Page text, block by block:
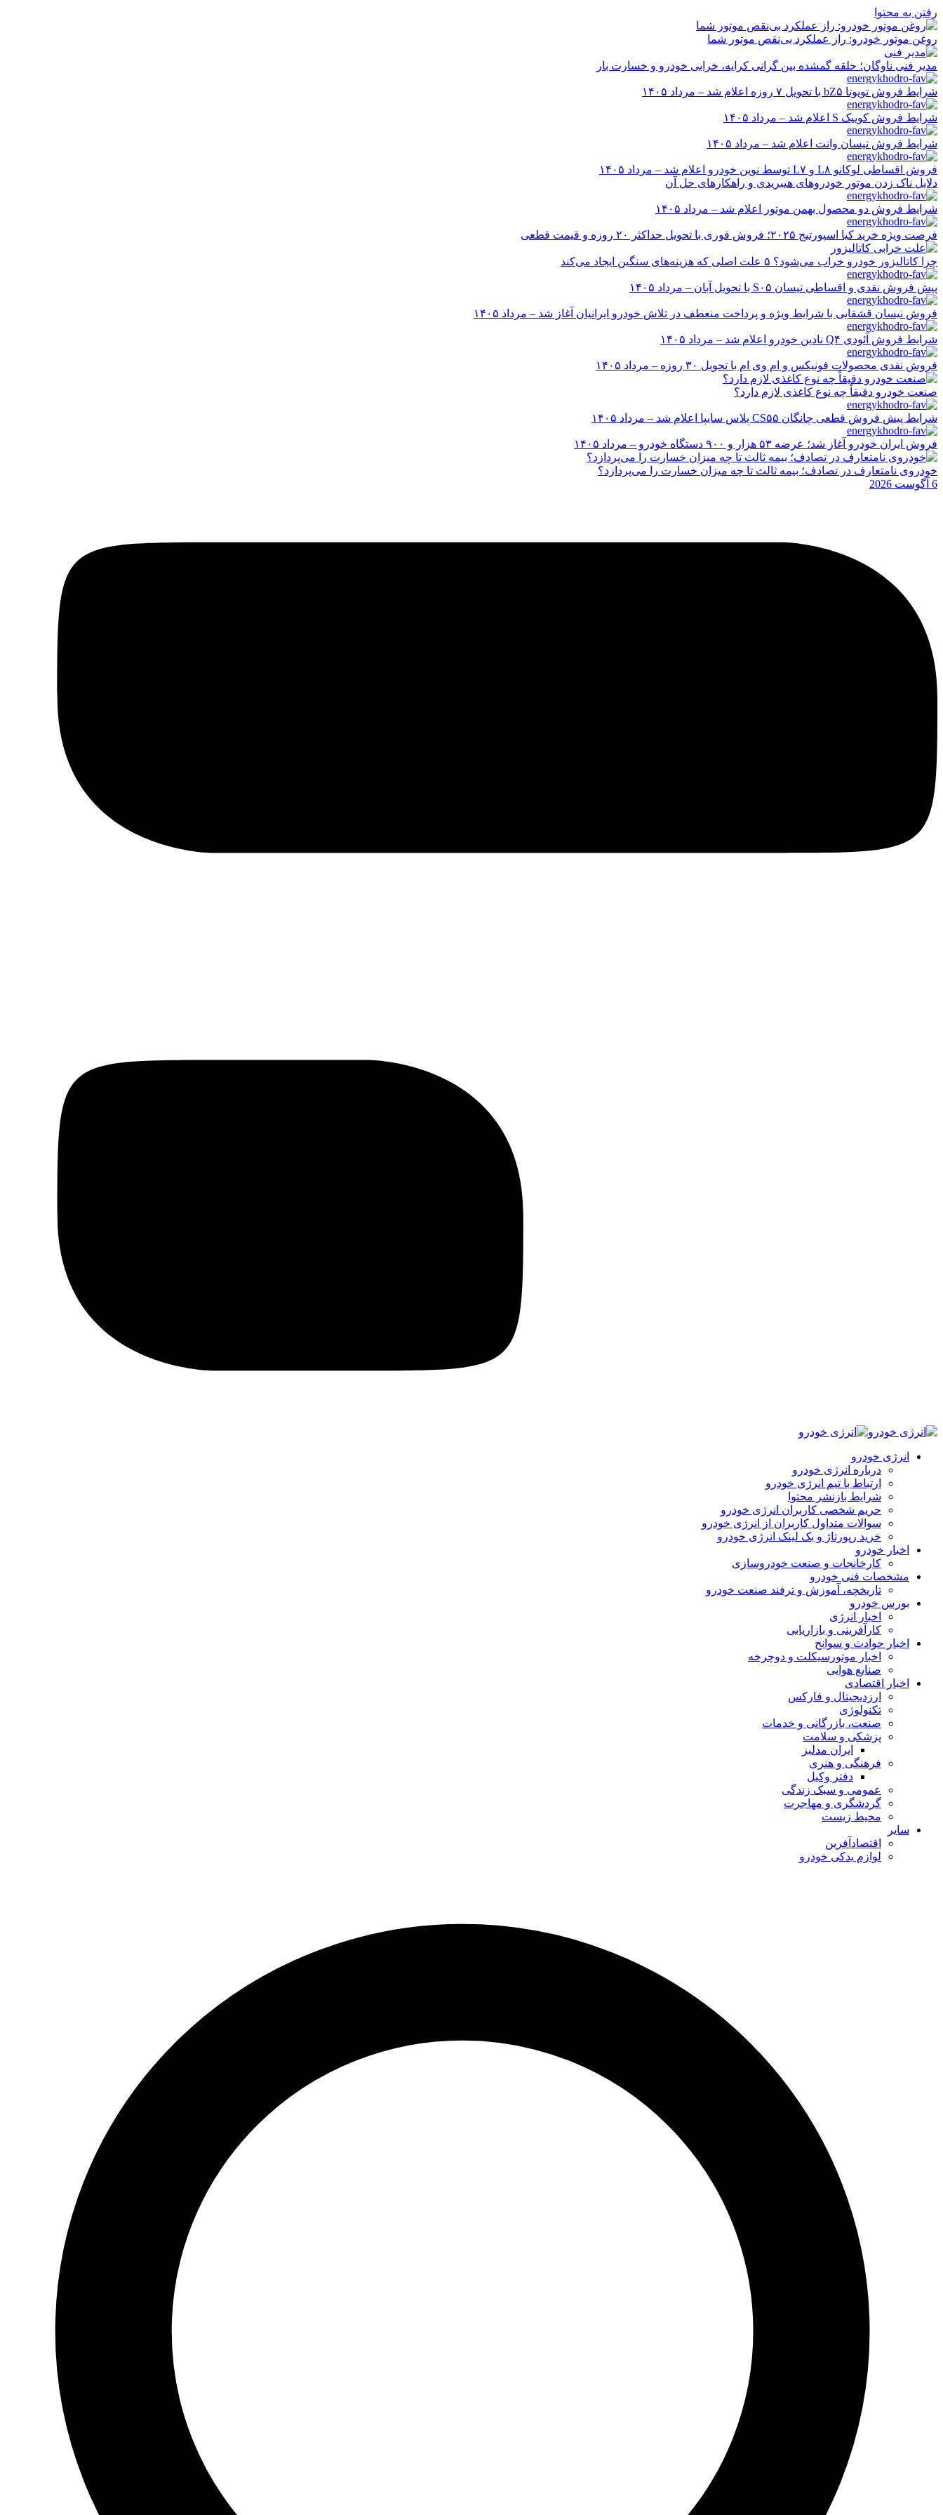
رفتن به محتوا
روغن موتور خودرو: راز عملکرد بی‌نقص موتور شما
مدیر فنی ناوگان؛ حلقه گمشده بین گرانی کرایه، خرابی خودرو و خسارت بار
شرایط فروش تویوتا bZ۵ با تحویل ۷ روزه اعلام شد – مرداد ۱۴۰۵
شرایط فروش کوییک S اعلام شد – مرداد ۱۴۰۵
شرایط فروش نیسان وانت اعلام شد – مرداد ۱۴۰۵
فروش اقساطی لوکانو L۸ و L۷ توسط نوین خودرو اعلام شد – مرداد ۱۴۰۵
دلایل ناک زدن موتور خودروهای هیبریدی و راهکارهای حل آن
شرایط فروش دو محصول بهمن موتور اعلام شد – مرداد ۱۴۰۵
فرصت ویژه خرید کیا اسپورتیج ۲۰۲۵؛ فروش فوری با تحویل حداکثر ۲۰ روزه و قیمت قطعی
چرا کاتالیزور خودرو خراب می‌شود؟ ۵ علت اصلی که هزینه‌های سنگین ایجاد می‌کند
پیش فروش نقدی و اقساطی تیسان S۰۵ با تحویل آبان – مرداد ۱۴۰۵
فروش نیسان قشقایی با شرایط ویژه و پرداخت منعطف در تلاش خودرو ایرانیان آغاز شد – مرداد ۱۴۰۵
شرایط فروش آئودی Q۴ نادین خودرو اعلام شد – مرداد ۱۴۰۵
فروش نقدی محصولات فونیکس و ام وی ام با تحویل ۳۰ روزه – مرداد ۱۴۰۵
صنعت خودرو دقیقاً چه نوع کاغذی لازم دارد؟
شرایط پیش فروش قطعی چانگان CS۵۵ پلاس سایپا اعلام شد – مرداد ۱۴۰۵
فروش ایران خودرو آغاز شد؛ عرضه ۵۳ هزار و ۹۰۰ دستگاه خودرو – مرداد ۱۴۰۵
خودروی نامتعارف در تصادف؛ بیمه ثالث تا چه میزان خسارت را می‌پردازد؟
6 آگوست 2026
انرژی خودرو
درباره انرژی خودرو
ارتباط با تیم انرژی خودرو
شرایط بازنشر محتوا
حریم شخصی کاربران انرژی خودرو
سوالات متداول کاربران از انرژی خودرو
خرید رپورتاژ و بک لینک انرژی خودرو
اخبار خودرو
کارخانجات و صنعت خودروسازی
مشخصات فنی خودرو
تاریخچه، آموزش و ترفند صنعت خودرو
بورس خودرو
اخبار انرژی
کارآفرینی و بازاریابی
اخبار حوادث و سوانح
اخبار موتورسیکلت و دوچرخه
صنایع هوایی
اخبار اقتصادی
ارزدیجیتال و فارکس
تکنولوژی
صنعت، بازرگانی و خدمات
پزشکی و سلامت
ایران مدلبز
فرهنگی و هنری
دفتر وکیل
عمومی و سبک زندگی
گردشگری و مهاجرت
محیط زیست
سایر
اقتصادآفرین
لوازم یدکی خودرو